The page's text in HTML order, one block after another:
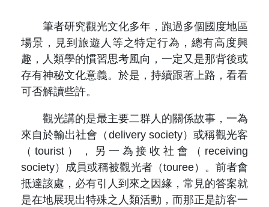
關於原住民族文獻會
原住民族文獻會設置要點
委員介紹
歷次會議記錄
最新消息
網站訊息
徵稿訊息
出版品專區
本會出版品列表
與國史館共同出版品介紹
出版品查詢
本期內容
歷史期刊
訂閱電子報
相關連結
筆者研究觀光文化多年，跑過多個國度地區
場景，見到旅遊人等之特定行為，總有高度興
趣，人類學的慣習思考風向，一定又是那背後或
存有神秘文化意義。於是，持續跟著上路，看看
可否解讀些許。
觀光講的是最主要二群人的關係故事，一為
來自於輸出社會（delivery society）或稱觀光客
（tourist），另一為接收社會（receiving
society）成員或稱被觀光者（touree）。前者會
抵達該處，必有引人到來之因緣，常見的答案就
是在地展現出特殊之人類活動，而那正是訪客一